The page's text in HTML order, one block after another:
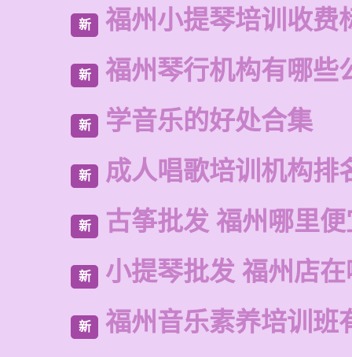
新 福州小提琴培训收费
新 福州琴行机构有哪些
新 学音乐的好处合集
新 成人唱歌培训机构排
新 古筝批发 福州哪里
新 小提琴批发 福州店
新 福州音乐素养培训班